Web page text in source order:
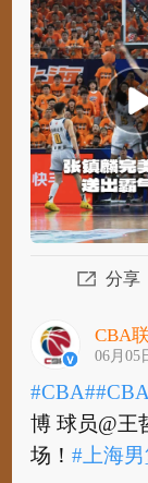
气封盖！#上
分享
CBA
06月05
#CBA#
博 球员@王
场！#上海